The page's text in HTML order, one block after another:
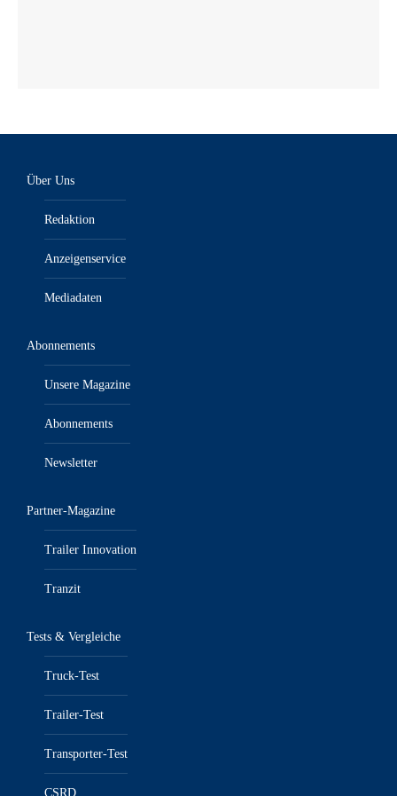
Über Uns
Redaktion
Anzeigenservice
Mediadaten
Abonnements
Unsere Magazine
Abonnements
Newsletter
Partner-Magazine
Trailer Innovation
Tranzit
Tests & Vergleiche
Truck-Test
Trailer-Test
Transporter-Test
CSRD